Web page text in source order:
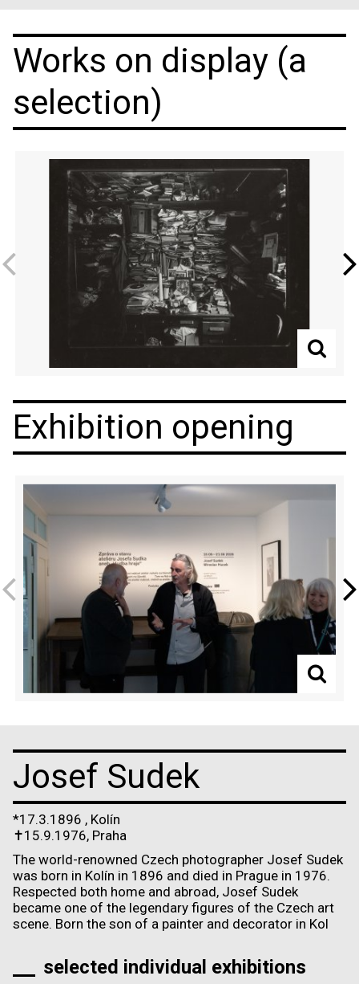
Works on display (a
selection)
Previous Next
Exhibition opening
Previous Next
Josef Sudek
*17.3.1896 , Kolín
✝15.9.1976, Praha
The world-renowned Czech photographer Josef Sudek
was born in Kolín in 1896 and died in Prague in 1976.
Respected both home and abroad, Josef Sudek
became one of the legendary figures of the Czech art
scene. Born the son of a painter and decorator in Kol
selected individual exhibitions